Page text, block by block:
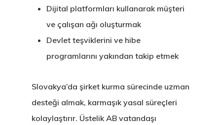
Dijital platformları kullanarak müşteri
ve çalışan ağı oluşturmak
Devlet teşviklerini ve hibe
programlarını yakından takip etmek
Slovakya’da şirket kurma sürecinde uzman
desteği almak, karmaşık yasal süreçleri
kolaylaştırır. Üstelik AB vatandaşı